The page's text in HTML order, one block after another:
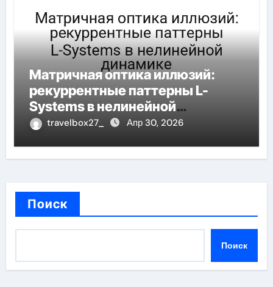
Матричная оптика иллюзий:
рекуррентные паттерны L-
Systems в нелинейной
динамике
travelbox27_ Апр 30, 2026
Поиск
Поиск